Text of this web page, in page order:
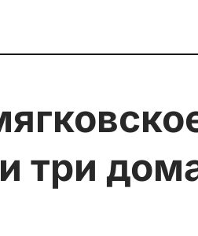
три